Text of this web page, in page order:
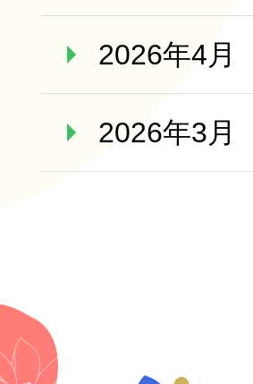
2026年4月
2026年3月